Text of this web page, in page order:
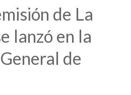
de La
lanzó en la
de